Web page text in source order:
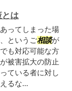
は
ってしまった場
というご相談が
も対応可能な方
被害拡大の防止
ている者に対し
るな...